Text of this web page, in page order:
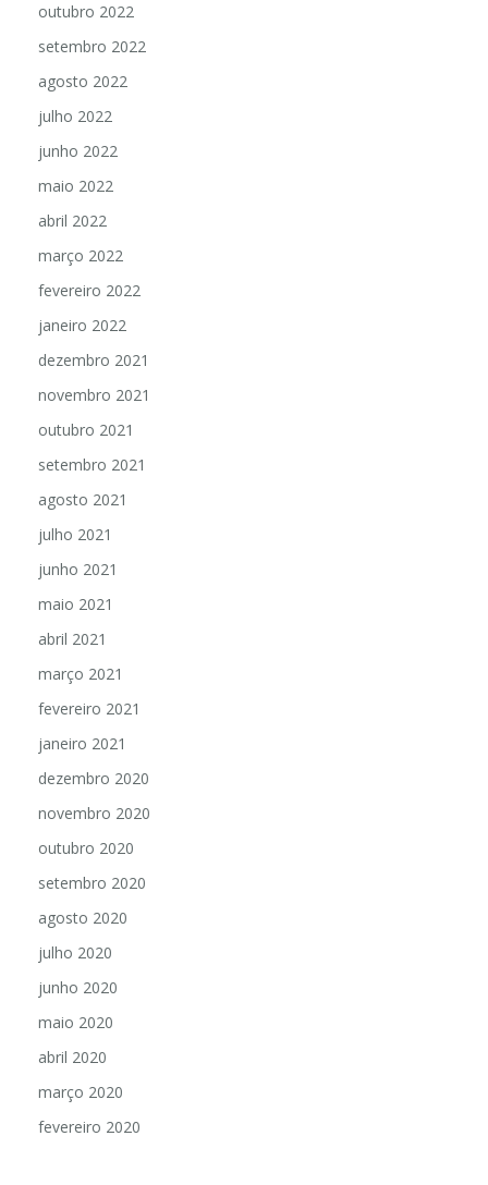
outubro 2022
setembro 2022
agosto 2022
julho 2022
junho 2022
maio 2022
abril 2022
março 2022
fevereiro 2022
janeiro 2022
dezembro 2021
novembro 2021
outubro 2021
setembro 2021
agosto 2021
julho 2021
junho 2021
maio 2021
abril 2021
março 2021
fevereiro 2021
janeiro 2021
dezembro 2020
novembro 2020
outubro 2020
setembro 2020
agosto 2020
julho 2020
junho 2020
maio 2020
abril 2020
março 2020
fevereiro 2020